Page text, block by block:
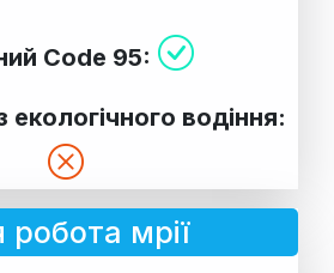
Code 95:
екологічного водіння:
мрії